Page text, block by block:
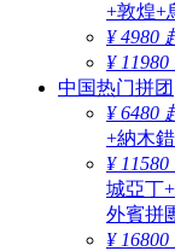
+敦煌+
¥ 4980
¥ 11980
中国热门拼团
¥ 6480
+納木
¥ 11580
城亞丁
外賓拼
¥ 16800